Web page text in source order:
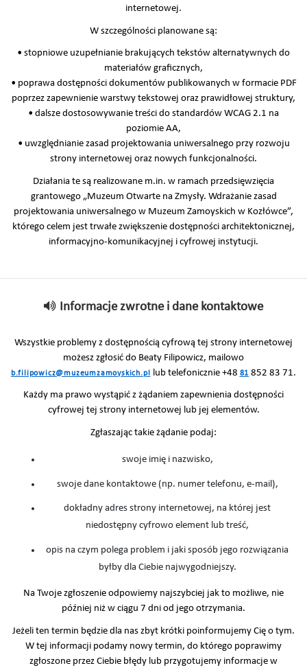
internetowej.
W szczególności planowane są:
• stopniowe uzupełnianie brakujących tekstów alternatywnych do
materiałów graficznych,
• poprawa dostępności dokumentów publikowanych w formacie PDF
poprzez zapewnienie warstwy tekstowej oraz prawidłowej struktury,
• dalsze dostosowywanie treści do standardów WCAG 2.1 na
poziomie AA,
• uwzględnianie zasad projektowania uniwersalnego przy rozwoju
strony internetowej oraz nowych funkcjonalności.
Działania te są realizowane m.in. w ramach przedsięwzięcia
grantowego „Muzeum Otwarte na Zmysły. Wdrażanie zasad
projektowania uniwersalnego w Muzeum Zamoyskich w Kozłówce”,
którego celem jest trwałe zwiększenie dostępności architektonicznej,
informacyjno-komunikacyjnej i cyfrowej instytucji.
Informacje zwrotne i dane kontaktowe
Wszystkie problemy z dostępnością cyfrową tej strony internetowej
możesz zgłosić do Beaty Filipowicz, mailowo
b.filipowicz@muzeumzamoyskich.pl lub telefonicznie +48 81 852 83 71.
Każdy ma prawo wystąpić z żądaniem zapewnienia dostępności
cyfrowej tej strony internetowej lub jej elementów.
Zgłaszając takie żądanie podaj:
swoje imię i nazwisko,
swoje dane kontaktowe (np. numer telefonu, e-mail),
dokładny adres strony internetowej, na której jest
niedostępny cyfrowo element lub treść,
opis na czym polega problem i jaki sposób jego rozwiązania
byłby dla Ciebie najwygodniejszy.
Na Twoje zgłoszenie odpowiemy najszybciej jak to możliwe, nie
później niż w ciągu 7 dni od jego otrzymania.
Jeżeli ten termin będzie dla nas zbyt krótki poinformujemy Cię o tym.
W tej informacji podamy nowy termin, do którego poprawimy
zgłoszone przez Ciebie błędy lub przygotujemy informacje w